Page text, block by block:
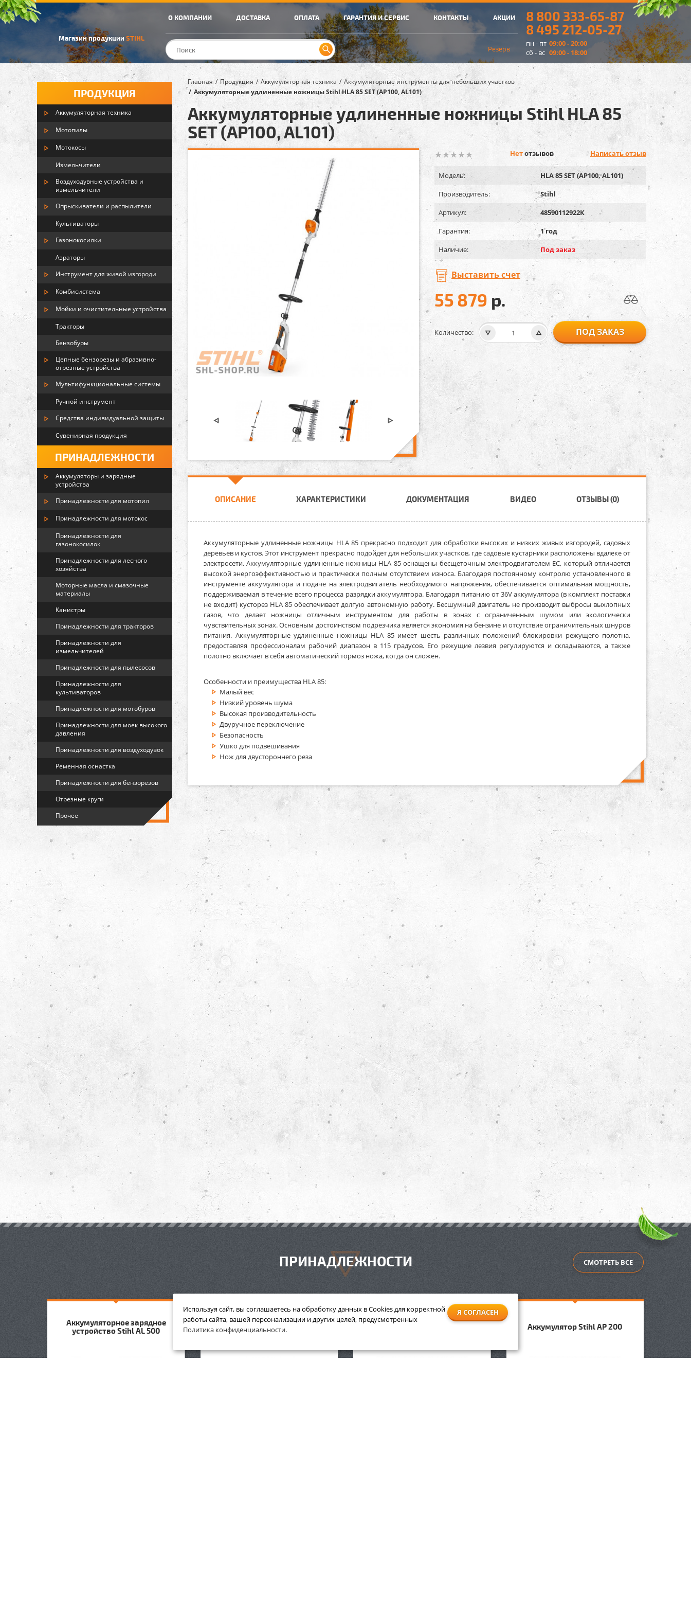
Магазин продукции STIHL
О КОМПАНИИ ДОСТАВКА ОПЛАТА ГАРАНТИЯ И СЕРВИС КОНТАКТЫ АКЦИИ
Резерв
8 800 333-65-87
8 495 212-05-27
пн - пт 09:00 - 20:00
сб - вс 09:00 - 18:00
ПРОДУКЦИЯ
Аккумуляторная техника
Мотопилы
Мотокосы
Измельчители
Воздуходувные устройства и
измельчители
Опрыскиватели и распылители
Культиваторы
Газонокосилки
Аэраторы
Инструмент для живой изгороди
Комбисистема
Мойки и очистительные устройства
Тракторы
Бензобуры
Цепные бензорезы и абразивно-
отрезные устройства
Мультифункциональные системы
Ручной инструмент
Средства индивидуальной защиты
Сувенирная продукция
ПРИНАДЛЕЖНОСТИ
Аккумуляторы и зарядные
устройства
Принадлежности для мотопил
Принадлежности для мотокос
Принадлежности для
газонокосилок
Принадлежности для лесного
хозяйства
Моторные масла и смазочные
материалы
Канистры
Принадлежности для тракторов
Принадлежности для
измельчителей
Принадлежности для пылесосов
Принадлежности для
культиваторов
Принадлежности для мотобуров
Принадлежности для моек высокого
давления
Принадлежности для воздуходувок
Ременная оснастка
Принадлежности для бензорезов
Отрезные круги
Прочее
Главная Продукция Аккумуляторная техника
Аккумуляторные инструменты для небольших участков
Аккумуляторные удлиненные ножницы Stihl HLA 85 SET (AP100, AL101)
Аккумуляторные удлиненные ножницы Stihl HLA 85
SET (AP100, AL101)
Нетотзывов Написать отзыв
Модель:
HLA 85 SET (AP100, AL101)
Производитель:
Stihl
Артикул:
48590112922К
Гарантия:
1 год
Наличие:
Под заказ
Выставить счет
55 879 р.
Количество: ПОД ЗАКАЗ
ОПИСАНИЕ ХАРАКТЕРИСТИКИ ДОКУМЕНТАЦИЯ ВИДЕО ОТЗЫВЫ (0)
Аккумуляторные удлиненные ножницы HLA 85 прекрасно подходит для обработки высоких и низких живых изгородей, садовых
деревьев и кустов. Этот инструмент прекрасно подойдет для небольших участков, где садовые кустарники расположены вдалеке от
электросети.Аккумуляторные удлиненные ножницы HLA 85оснащены бесщеточным электродвигателем EC, который отличается
высокой энергоэффективностью и практически полным отсутствием износа. Благодаря постоянному контролю установленного в
инструменте аккумулятора и подаче на электродвигатель необходимого напряжения, обеспечивается оптимальная мощность,
поддерживаемая в течение всего процесса разрядки аккумулятора. Благодаря питанию от 36V аккумулятора (в комплект поставки
не входит) кусторез HLA 85 обеспечивает долгую автономную работу. Бесшумный двигатель не производит выбросы выхлопных
газов, что делает ножницы отличным инструментом для работы в зонах с ограниченным шумом или экологически
чувствительных зонах. Основным достоинством подрезчика является экономия на бензине и отсутствие ограничительных шнуров
питания. Аккумуляторные удлиненные ножницы HLA 85имеет шесть различных положений блокировки режущего полотна,
предоставляя профессионалам рабочий диапазон в 115 градусов. Его режущие лезвия регулируются и складываются, а также
полотно включает в себя автоматический тормоз ножа, когда он сложен.
Особенности и преимущества HLA 85:
Малый вес
Низкий уровень шума
Высокая производительность
Двуручное переключение
Безопасность
Ушко для подвешивания
Нож для двустороннего реза
ПРИНАДЛЕЖНОСТИ СМОТРЕТЬ ВСЕ
Аккумуляторное зарядное
устройство Stihl AL 500
Универсальный спрей Stihl 400
мл
Аккумулятор Stihl AP 100 Аккумулятор Stihl AP 200
Используя сайт, вы соглашаетесь на обработку данных в Cookies для корректной
работы сайта, вашей персонализации и других целей, предусмотренных
Политика конфиденциальности.
Я СОГЛАСЕН